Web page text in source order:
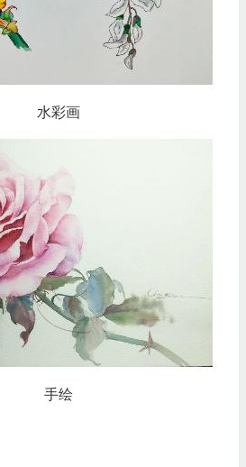
水彩画
手绘